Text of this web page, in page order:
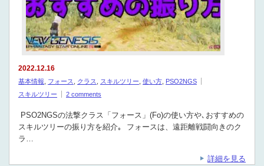
2022.12.16
基本情報 フォース クラス スキルツリー 使い方 PSO2NGS
スキルツリー
2 comments
PSO2NGSの法撃クラス「フォース」(Fo)の使い方や､おすすめの
スキルツリーの振り方を紹介｡ フォースは、遠距離戦闘向きのク
ラ…
詳細を見る